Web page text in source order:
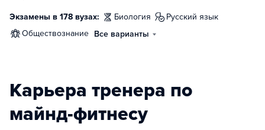
Экзамены в 178 вузах: биология
русский язык
обществознание Все варианты
Карьера тренера по
майнд-фитнесу